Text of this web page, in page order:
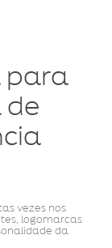
para
de
vezes nos
logomarcas
da